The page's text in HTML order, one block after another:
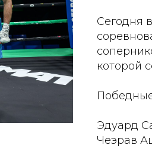
Сегодня
которой
Эдуард
Чеэрав